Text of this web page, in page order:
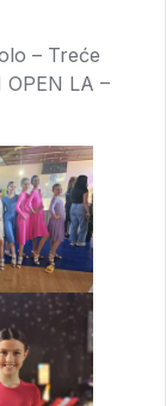
– Treće
OPEN LA –